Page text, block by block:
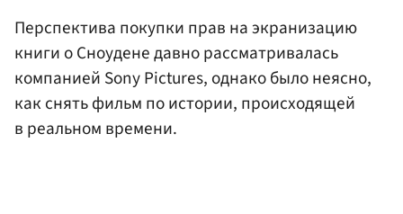
Перспектива покупки прав на экранизацию
книги о Сноудене давно рассматривалась
компанией Sony Pictures, однако было неясно,
как снять фильм по истории, происходящей
в реальном времени.